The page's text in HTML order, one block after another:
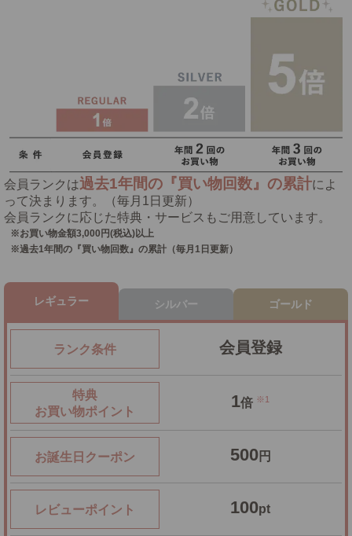
会員ランクは過去1年間の『買い物回数』の累計によ
って決まります。（毎月1日更新）
会員ランクに応じた特典・サービスもご用意しています。
※お買い物金額3,000円(税込)以上
※過去1年間の『買い物回数』の累計（毎月1日更新）
レギュラー シルバー ゴールド
ランク条件 会員登録
特典
お買い物ポイント
1倍 ※1
お誕生日クーポン 500円
レビューポイント 100pt